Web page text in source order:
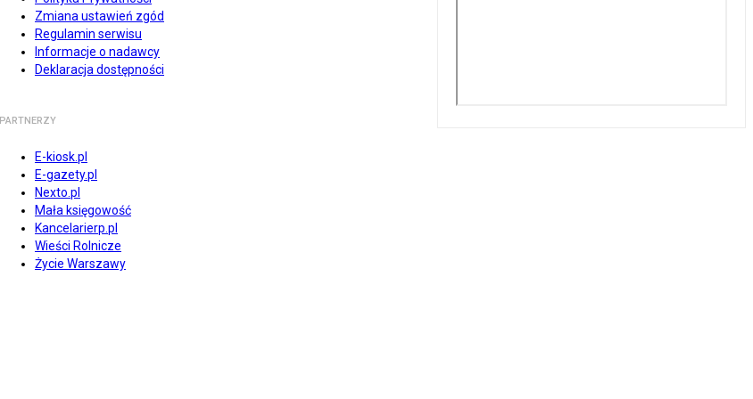
Zmiana ustawień zgód
Regulamin serwisu
Informacje o nadawcy
Deklaracja dostępności
PARTNERZY
E-kiosk.pl
E-gazety.pl
Nexto.pl
Mała księgowość
Kancelarierp.pl
Wieści Rolnicze
Życie Warszawy